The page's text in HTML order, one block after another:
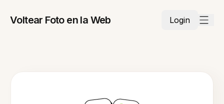
Voltear Foto en la Web Login